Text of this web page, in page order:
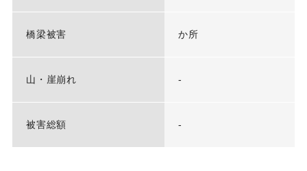
橋梁被害 か所
山・崖崩れ -
被害総額 -